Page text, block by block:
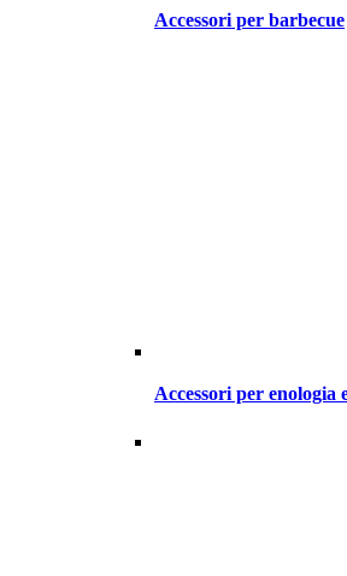
Accessori per barbecue
Accessori per